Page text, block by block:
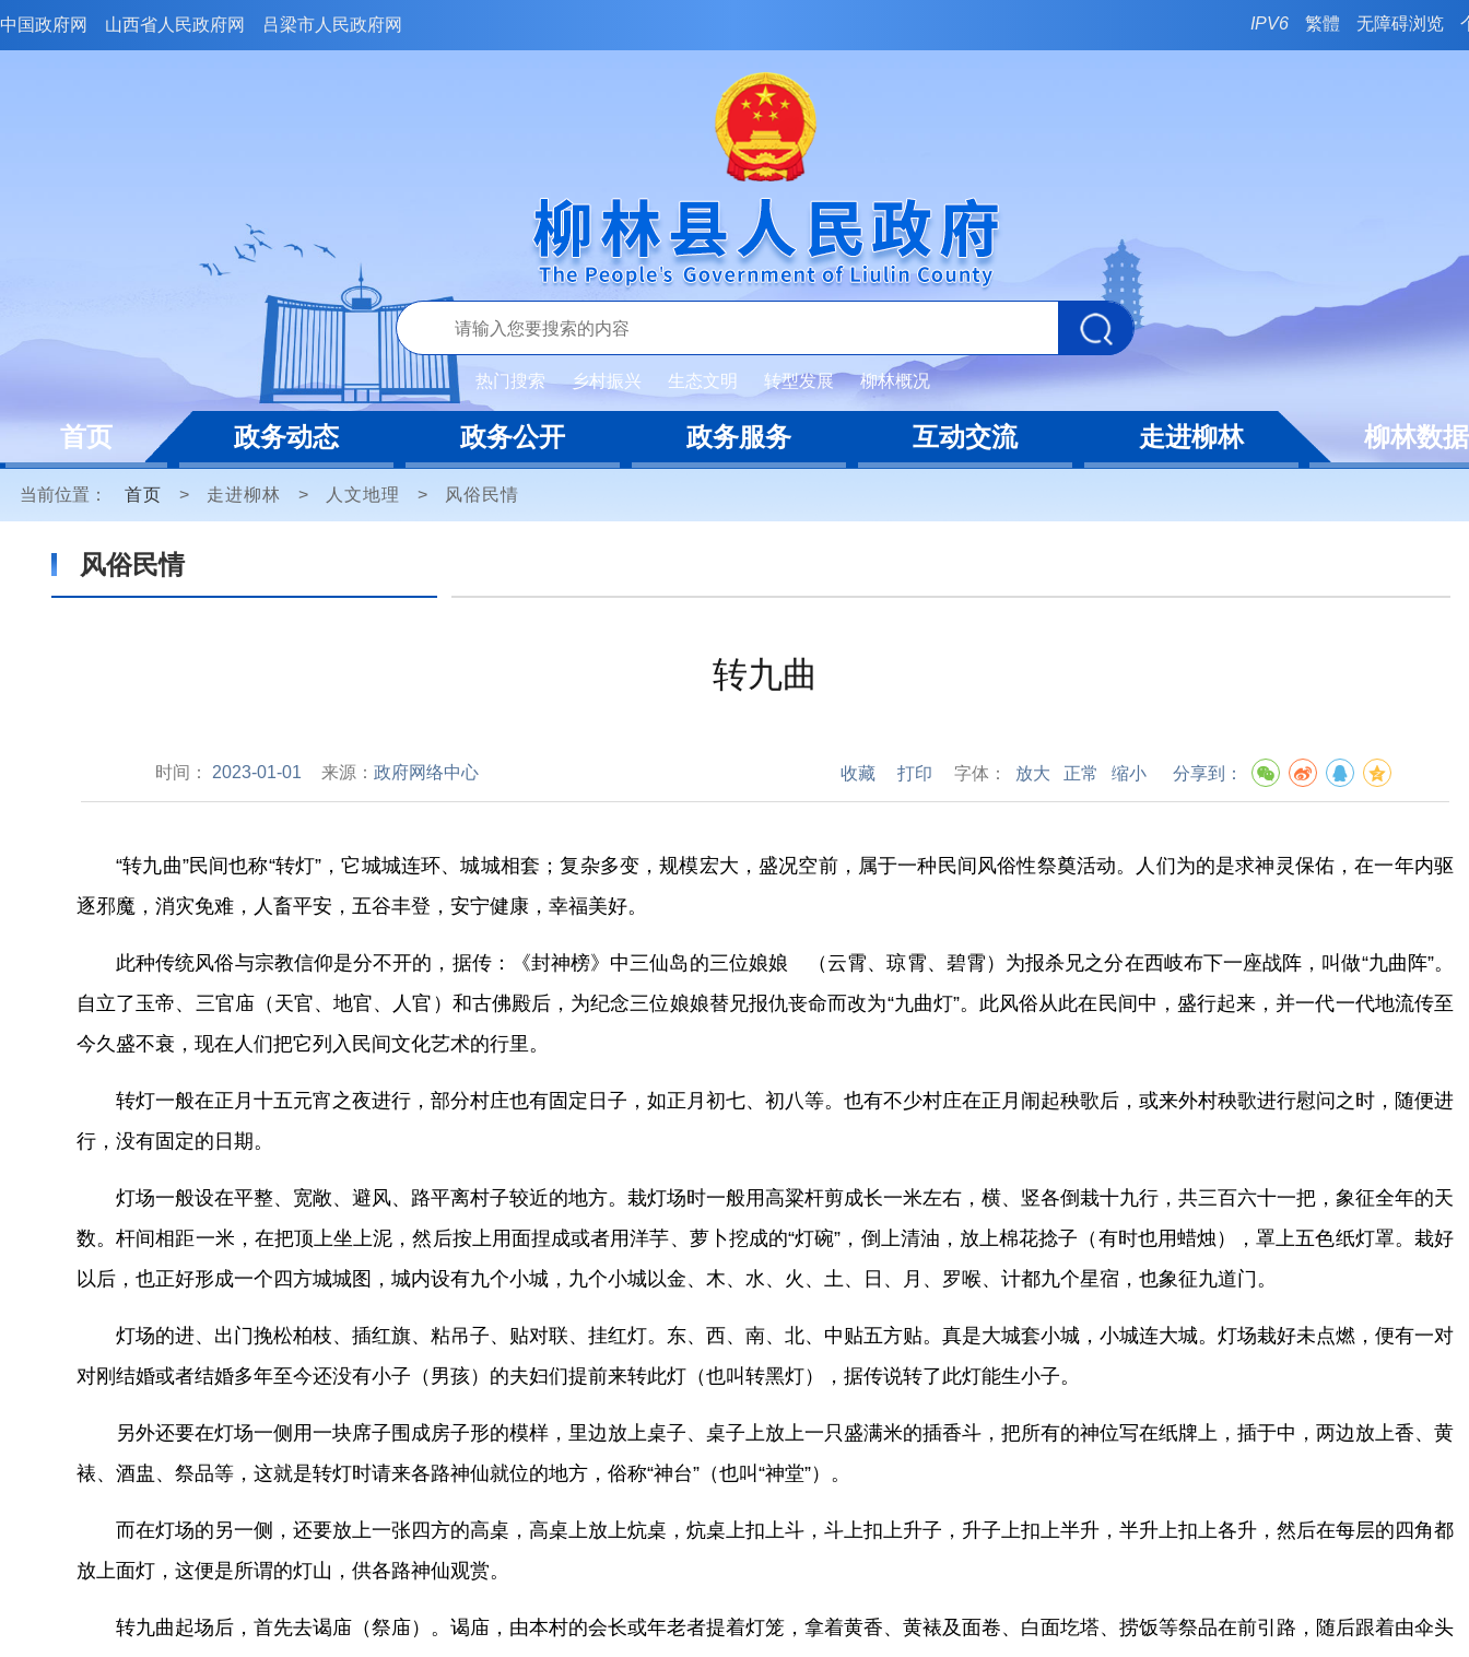
中国政府网 山西省人民政府网 吕梁市人民政府网 IPV6 繁體 无障碍浏览
热门搜索 乡村振兴 生态文明 转型发展 柳林概况
首页 政务动态 政务公开 政务服务 互动交流 走进柳林 柳林数据
当前位置： 首页 > 走进柳林 > 人文地理 > 风俗民情
风俗民情
转九曲
时间： 2023-01-01 来源：政府网络中心 收藏 打印 字体： 放大 正常 缩小 分享到：
“转九曲”民间也称“转灯”，它城城连环、城城相套；复杂多变，规模宏大，盛况空前，属于一种民间风俗性祭奠活动。人们为的是求神灵保佑，在一年内驱
逐邪魔，消灾免难，人畜平安，五谷丰登，安宁健康，幸福美好。
此种传统风俗与宗教信仰是分不开的，据传：《封神榜》中三仙岛的三位娘娘 （云霄、琼霄、碧霄）为报杀兄之分在西岐布下一座战阵，叫做“九曲阵”。
自立了玉帝、三官庙（天官、地官、人官）和古佛殿后，为纪念三位娘娘替兄报仇丧命而改为“九曲灯”。此风俗从此在民间中，盛行起来，并一代一代地流传至
今久盛不衰，现在人们把它列入民间文化艺术的行里。
转灯一般在正月十五元宵之夜进行，部分村庄也有固定日子，如正月初七、初八等。也有不少村庄在正月闹起秧歌后，或来外村秧歌进行慰问之时，随便进
行，没有固定的日期。
灯场一般设在平整、宽敞、避风、路平离村子较近的地方。栽灯场时一般用高粱杆剪成长一米左右，横、竖各倒栽十九行，共三百六十一把，象征全年的天
数。杆间相距一米，在把顶上坐上泥，然后按上用面捏成或者用洋芋、萝卜挖成的“灯碗”，倒上清油，放上棉花捻子（有时也用蜡烛），罩上五色纸灯罩。栽好
以后，也正好形成一个四方城城图，城内设有九个小城，九个小城以金、木、水、火、土、日、月、罗喉、计都九个星宿，也象征九道门。
灯场的进、出门挽松柏枝、插红旗、粘吊子、贴对联、挂红灯。东、西、南、北、中贴五方贴。真是大城套小城，小城连大城。灯场栽好未点燃，便有一对
对刚结婚或者结婚多年至今还没有小子（男孩）的夫妇们提前来转此灯（也叫转黑灯），据传说转了此灯能生小子。
另外还要在灯场一侧用一块席子围成房子形的模样，里边放上桌子、桌子上放上一只盛满米的插香斗，把所有的神位写在纸牌上，插于中，两边放上香、黄
裱、酒盅、祭品等，这就是转灯时请来各路神仙就位的地方，俗称“神台”（也叫“神堂”）。
而在灯场的另一侧，还要放上一张四方的高桌，高桌上放上炕桌，炕桌上扣上斗，斗上扣上升子，升子上扣上半升，半升上扣上各升，然后在每层的四角都
放上面灯，这便是所谓的灯山，供各路神仙观赏。
转九曲起场后，首先去谒庙（祭庙）。谒庙，由本村的会长或年老者提着灯笼，拿着黄香、黄裱及面卷、白面圪塔、捞饭等祭品在前引路，随后跟着由伞头